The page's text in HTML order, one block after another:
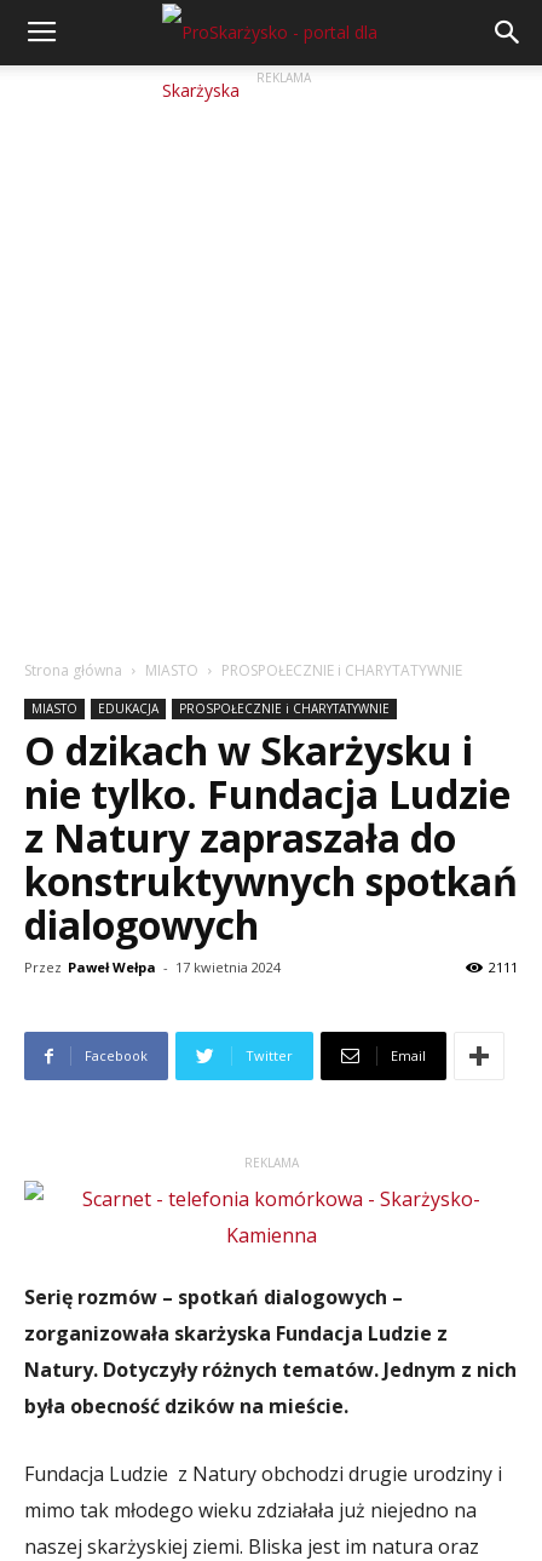
REKLAMA
Strona główna MIASTO PROSPOŁECZNIE i CHARYTATYWNIE
MIASTO EDUKACJA PROSPOŁECZNIE i CHARYTATYWNIE
O dzikach w Skarżysku i
nie tylko. Fundacja Ludzie
z Natury zapraszała do
konstruktywnych spotkań
dialogowych
Przez Paweł Wełpa - 17 kwietnia 2024 2111
Facebook Twitter Email
REKLAMA
Serię rozmów – spotkań dialogowych –
zorganizowała skarżyska Fundacja Ludzie z
Natury. Dotyczyły różnych tematów. Jednym z nich
była obecność dzików na mieście.
Fundacja Ludzie z Natury obchodzi drugie urodziny i
mimo tak młodego wieku zdziałała już niejedno na
naszej skarżyskiej ziemi. Bliska jest im natura oraz